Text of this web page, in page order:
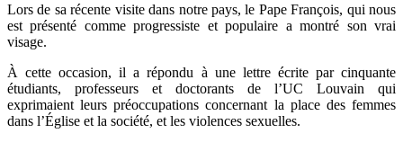
Lors de sa récente visite dans notre pays, le Pape François, qui nous
est présenté comme progressiste et populaire a montré son vrai
visage.
À cette occasion, il a répondu à une lettre écrite par cinquante
étudiants, professeurs et doctorants de l’UC Louvain qui
exprimaient leurs préoccupations concernant la place des femmes
dans l’Église et la société, et les violences sexuelles.